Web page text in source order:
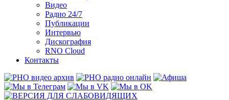
Видео
Радио 24/7
Публикации
Интервью
Дискография
RNO Cloud
Контакты